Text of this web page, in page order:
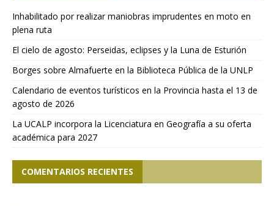
Inhabilitado por realizar maniobras imprudentes en moto en
plena ruta
El cielo de agosto: Perseidas, eclipses y la Luna de Esturión
Borges sobre Almafuerte en la Biblioteca Pública de la UNLP
Calendario de eventos turísticos en la Provincia hasta el 13 de
agosto de 2026
La UCALP incorpora la Licenciatura en Geografía a su oferta
académica para 2027
COMENTARIOS RECIENTES